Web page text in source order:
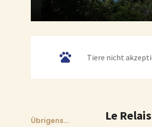
Tiere nicht
Übrigens...
Le